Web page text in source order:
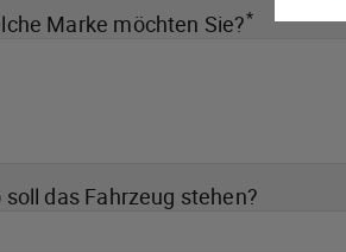
Marke möchten Sie?*
soll das Fahrzeug stehen?